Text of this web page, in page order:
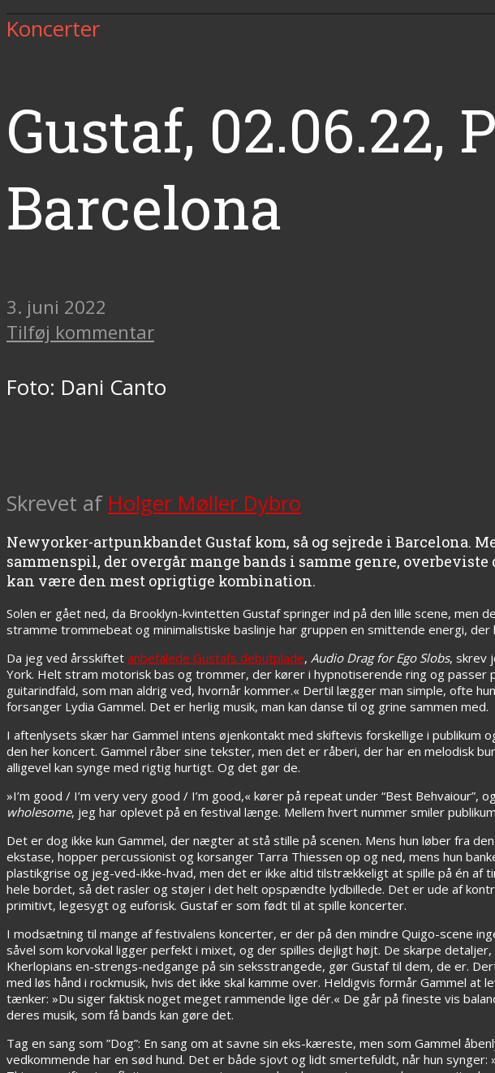
Koncerter
Gustaf, 02.06.22,
Barcelona
3. juni 2022
Tilføj kommentar
Foto: Dani Canto
Skrevet af Holger Møller Dybro
Newyorker-artpunkbandet Gustaf kom, så og sejrede i Barcelona.
sammenspil, der overgår mange bands i samme genre,
kan være den mest oprigtige kombination.
Solen er gået ned, da Brooklyn-kvintetten Gustaf springer ind på den lille scene, men
stramme trommebeat og minimalistiske baslinje har gruppen en smittende energi,
Da jeg ved årsskiftet anbefalede Gustafs debutplade, Audio Drag for Ego Slobs, skrev
York. Helt stram motorisk bas og trommer, der kører i hypnotiserende ring og
guitarindfald, som man aldrig ved, hvornår kommer.« Dertil lægger man simple, ofte
forsanger Lydia Gammel. Det er herlig musik, man kan danse til og grine sammen med.
I aftenlysets skær har Gammel intens øjenkontakt med skiftevis forskellige i publikum
den her koncert. Gammel råber sine tekster, men det er råberi, der har en melodisk
alligevel kan synge med rigtig hurtigt. Og det gør de.
»I’m good / I’m very very good / I’m good,« kører på repeat under “Best
wholesome, jeg har oplevet på en festival længe. Mellem hvert nummer smiler
Det er dog ikke kun Gammel, der nægter at stå stille på scenen. Mens hun løber fra
ekstase, hopper percussionist og korsanger Tarra Thiessen op og ned, mens hun
plastikgrise og jeg-ved-ikke-hvad, men det er ikke altid tilstrækkeligt at spille på én af
hele bordet, så det rasler og støjer i det helt opspændte lydbillede. Det er ude af
primitivt, legesygt og euforisk. Gustaf er som født til at spille koncerter.
I modsætning til mange af festivalens koncerter, er der på den mindre Quigo-scene
såvel som korvokal ligger perfekt i mixet, og der spilles dejligt højt. De skarpe
Kherlopians en-strengs-nedgange på sin seksstrangede, gør Gustaf til dem, de er.
med løs hånd i rockmusik, hvis det ikke skal kamme over. Heldigvis formår Gammel
tænker: »Du siger faktisk noget meget rammende lige dér.« De går på fineste vis
deres musik, som få bands kan gøre det.
Tag en sang som ”Dog”: En sang om at savne sin eks-kæreste, men som Gammel
vedkommende har en sød hund. Det er både sjovt og lidt smertefuldt, når hun